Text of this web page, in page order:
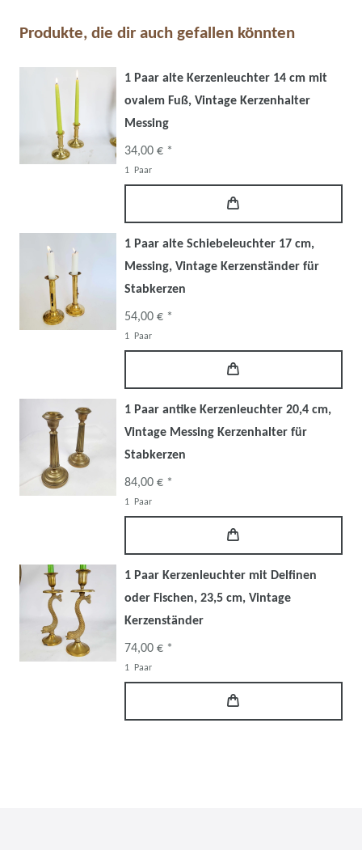
Produkte, die dir auch gefallen könnten
1 Paar alte Kerzenleuchter 14 cm mit
ovalem Fuß, Vintage Kerzenhalter
Messing
34,00 € *
1 Paar
1 Paar alte Schiebeleuchter 17 cm,
Messing, Vintage Kerzenständer für
Stabkerzen
54,00 € *
1 Paar
1 Paar antike Kerzenleuchter 20,4 cm,
Vintage Messing Kerzenhalter für
Stabkerzen
84,00 € *
1 Paar
1 Paar Kerzenleuchter mit Delfinen
oder Fischen, 23,5 cm, Vintage
Kerzenständer
74,00 € *
1 Paar